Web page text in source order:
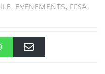
, EVENEMENTS, FFSA,